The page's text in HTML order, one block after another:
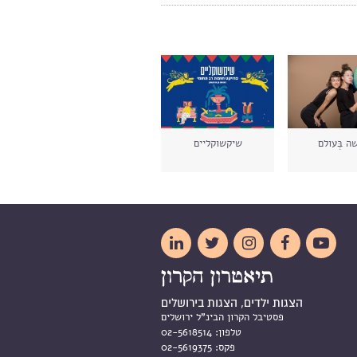
בְּעולם שיקשוקליים





הצגות ילדים, הצגות בירושלים
פסטיבל הקרון הבינ"ל ירושלים
טלפון:
פקס: